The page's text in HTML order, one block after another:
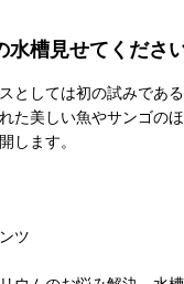
槽見せてくださ
としては初の試みであ
た美しい魚やサンゴの
します。
ツ